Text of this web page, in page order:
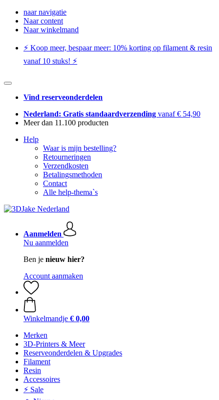
naar navigatie
Naar content
Naar winkelmand
⚡️ Koop meer, bespaar meer: ​​10% korting op filament & resin
vanaf 10 stuks! ⚡️
Vind reserveonderdelen
Nederland: Gratis standaardverzending vanaf € 54,90
Meer dan 11.100 producten
Help
Waar is mijn bestelling?
Retourneringen
Verzendkosten
Betalingsmethoden
Contact
Alle help-thema`s
Aanmelden
Nu aanmelden
Ben je nieuw hier?
Account aanmaken
Winkelmandje € 0,00
Merken
3D-Printers & Meer
Reserveonderdelen & Upgrades
Filament
Resin
Accessoires
⚡ Sale